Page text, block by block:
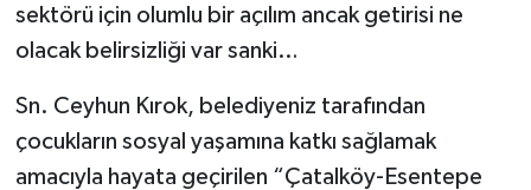
sektörü için olumlu bir açılım ancak getirisi ne
olacak belirsizliği var sanki…
Sn. Ceyhun Kırok, belediyeniz tarafından
çocukların sosyal yaşamına katkı sağlamak
amacıyla hayata geçirilen “Çatalköy-Esentepe